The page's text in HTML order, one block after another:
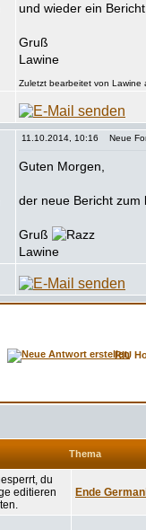
und wieder ein
Gruß
Lawine
Zuletzt bearbeitet von
11.10.2014, 10:16 Neue
Guten Morgen,
der neue Bericht zum
Gruß
Lawine
RIU
Thema
Ende